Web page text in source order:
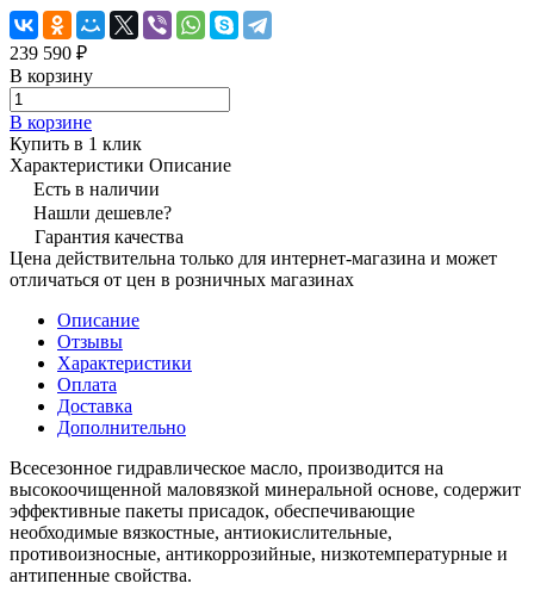
239 590 ₽
В корзину
В корзине
Купить в 1 клик
Характеристики Описание
Есть в наличии
Нашли дешевле?
Гарантия качества
Цена действительна только для интернет-магазина и может
отличаться от цен в розничных магазинах
Описание
Отзывы
Характеристики
Оплата
Доставка
Дополнительно
Всесезонное гидравлическое масло, производится на
высокоочищенной маловязкой минеральной основе, содержит
эффективные пакеты присадок, обеспечивающие
необходимые вязкостные, антиокислительные,
противоизносные, антикоррозийные, низкотемпературные и
антипенные свойства.